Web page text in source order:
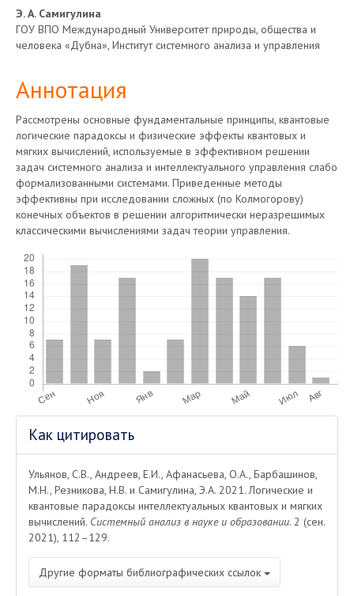
Э. А. Самигулина
ГОУ ВПО Международный Университет природы, общества и
человека «Дубна», Институт системного анализа и управления
Аннотация
Рассмотрены основные фундаментальные принципы, квантовые
логические парадоксы и физические эффекты квантовых и
мягких вычислений, используемые в эффективном решении
задач системного анализа и интеллектуального управления слабо
формализованными системами. Приведенные методы
эффективны при исследовании сложных (по Колмогорову)
конечных объектов в решении алгоритмически неразрешимых
классическими вычислениями задач теории управления.
Информация
о статье
Как цитировать
Ульянов, С.В., Андреев, Е.И., Афанасьева, О.А., Барбашинов,
М.Н., Резникова, Н.В. и Самигулина, Э.А. 2021. Логические и
квантовые парадоксы интеллектуальных квантовых и мягких
вычислений. Системный анализ в науке и образовании. 2 (сен.
2021), 112–129.
Другие форматы библиографических ссылок